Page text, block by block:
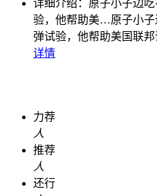
详细介绍： 原子小子边
验，他帮助美…原子小
弹试验，他帮助美国联
详情
力荐
人
推荐
人
还行